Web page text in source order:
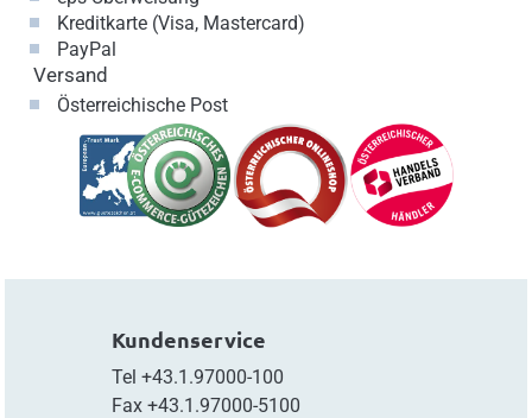
Kreditkarte (Visa, Mastercard)
PayPal
Versand
Österreichische Post
Kundenservice
Tel +43.1.97000-100
Fax +43.1.97000-5100